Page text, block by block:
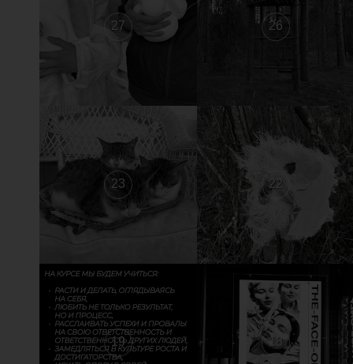
27 26
23 22
19 18